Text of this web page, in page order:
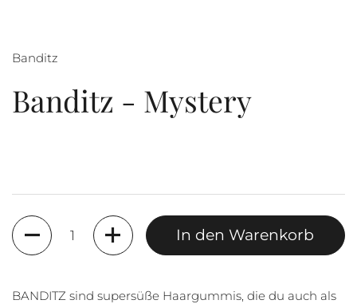
Banditz
Banditz - Mystery
Anzahl
In den Warenkorb
BANDITZ sind supersüße Haargummis, die du auch als